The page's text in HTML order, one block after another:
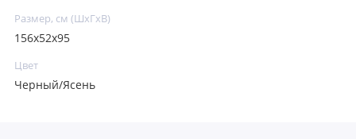
Размер, см (ШхГхВ)
156x52x95
Цвет
Черный/Ясень